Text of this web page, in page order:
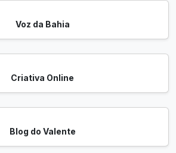
Voz da Bahia
Criativa Online
Blog do Valente